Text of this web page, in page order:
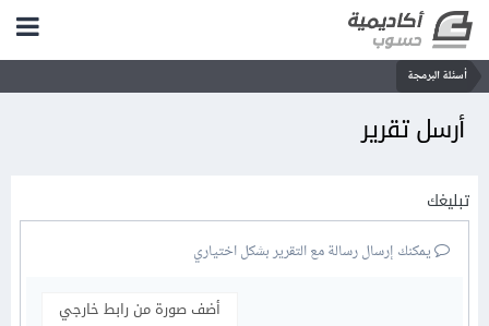
أسئلة البرمجة
أرسل تقرير
تبليغك
يمكنك إرسال رسالة مع التقرير بشكل اختياري
أضف صورة من رابط خارجي